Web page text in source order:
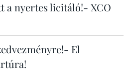
a nyertes licitáló!- XCO
El